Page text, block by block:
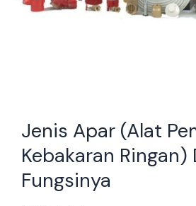
Jenis Apar (Alat
Kebakaran Ringan)
Fungsinya